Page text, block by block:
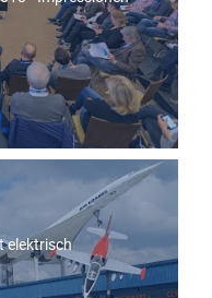
elektrisch